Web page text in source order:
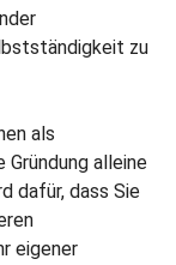
zu
als
Gründung alleine
dafür, dass Sie
eigener